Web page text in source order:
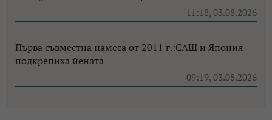
11:18, 03.08.2026
Първа съвместна намеса от 2011 г.:САЩ и Япония
подкрепиха йената
09:19, 03.08.2026